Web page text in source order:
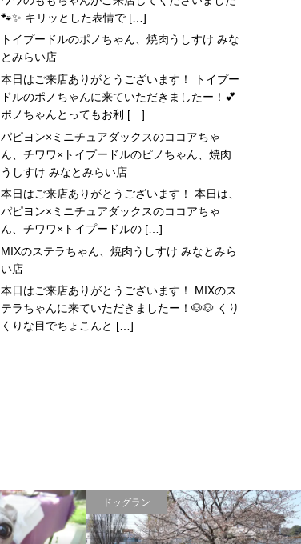
🐾✨ キリッとした表情で […]
トイプードルのポノちゃん、焼肉うしすけ みな
とみらい店
本日はご来店ありがとうございます！ トイプー
ドルのポノちゃんに来ていただきましたー！💕
ポノちゃんとってもお利 […]
パピヨン×ミニチュアダックスのココアちゃ
ん、チワワ×トイプードルのピノちゃん、焼肉
うしすけ みなとみらい店
本日はご来店ありがとうございます！ 本日は、
パピヨン×ミニチュアダックスのココアちゃ
ん、チワワ×トイプードルの […]
MIXのステラちゃん、焼肉うしすけ みなとみら
い店
本日はご来店ありがとうございます！ MIXのス
テラちゃんに来ていただきましたー！🐶🐶 くり
くりな目でちょこんと […]
ドッグラン